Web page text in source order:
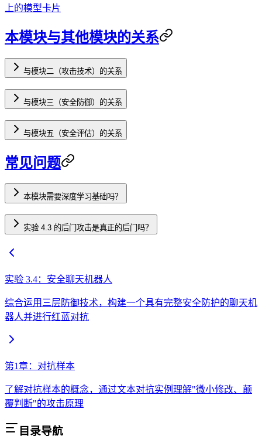
上的模型卡片
本模块与其他模块的关系
与模块二（攻击技术）的关系
与模块三（安全防御）的关系
与模块五（安全评估）的关系
常见问题
本模块需要深度学习基础吗？
实验 4.3 的后门攻击是真正的后门吗？
实验 3.4：安全聊天机器人
综合运用三层防御技术，构建一个具有完整安全防护的聊天机
器人并进行红蓝对抗
第1章：对抗样本
了解对抗样本的概念，通过文本对抗实例理解"微小修改、颠
覆判断"的攻击原理
目录导航